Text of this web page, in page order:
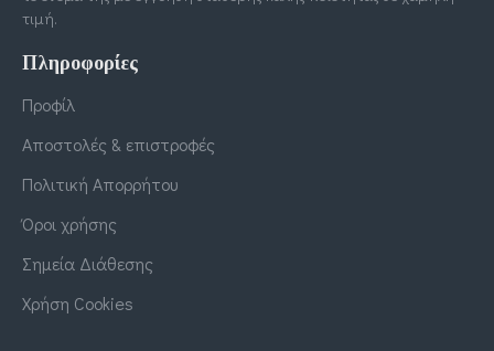
τιμή.
Πληροφορίες
Προφίλ
Αποστολές & επιστροφές
Πολιτική Απορρήτου
Όροι χρήσης
Σημεία Διάθεσης
Χρήση Cookies